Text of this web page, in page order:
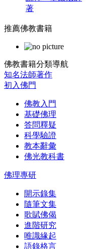
著
推薦佛教書籍
佛教書籍分類導航
知名法師著作
初入佛門
佛教入門
基礎佛理
答問釋疑
科學驗證
教本辭彙
佛光教科書
佛理專研
開示錄集
隨筆文集
歌賦佛偈
進階研究
唯識緣起
語錄格言